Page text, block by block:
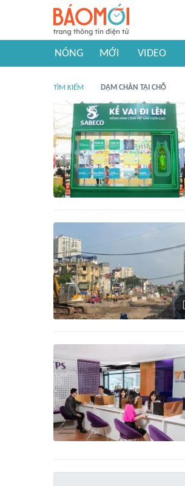
NÓNG MỚI VIDEO
TÌM KIẾM DẬM CHÂN TẠI CHỖ